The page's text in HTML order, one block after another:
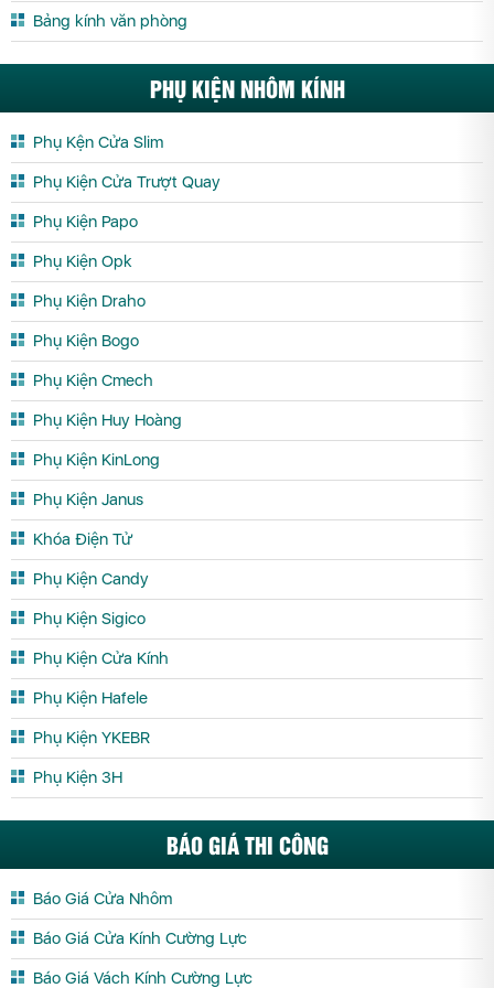
Bảng kính văn phòng
PHỤ KIỆN NHÔM KÍNH
Phụ Kện Cửa Slim
Phụ Kiện Cửa Trượt Quay
Phụ Kiện Papo
Phụ Kiện Opk
Phụ Kiện Draho
Phụ Kiện Bogo
Phụ Kiện Cmech
Phụ Kiện Huy Hoàng
Phụ Kiện KinLong
Phụ Kiện Janus
Khóa Điện Tử
Phụ Kiện Candy
Phụ Kiện Sigico
Phụ Kiện Cửa Kính
Phụ Kiện Hafele
Phụ Kiện YKEBR
Phụ Kiện 3H
BÁO GIÁ THI CÔNG
Báo Giá Cửa Nhôm
Báo Giá Cửa Kính Cường Lực
Báo Giá Vách Kính Cường Lực